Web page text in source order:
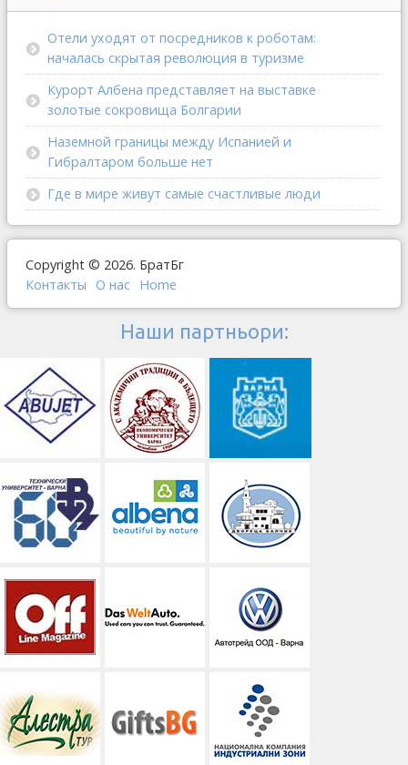
Отели уходят от посредников к роботам:
началась скрытая революция в туризме
Курорт Албена представляет на выставке
золотые сокровища Болгарии
Наземной границы между Испанией и
Гибралтаром больше нет
Где в мире живут самые счастливые люди
Copyright © 2026. БратБг
Контакты
О наc Home
Наши партньори: